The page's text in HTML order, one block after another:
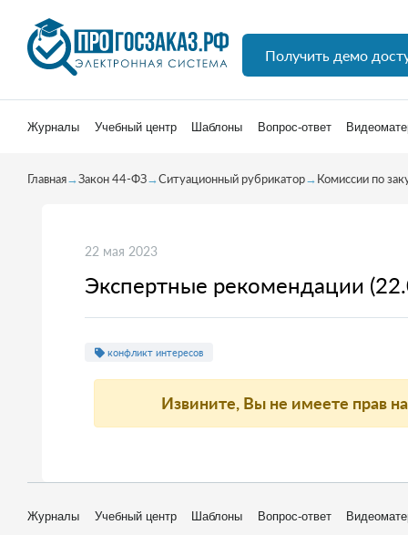
Получить демо
Журналы Учебный центр Шаблоны Вопрос-ответ
Главная→Закон 44-ФЗ→Ситуационный рубрикатор→Комиссии по
22 мая 2023
Экспертные рекомендации
конфликт интересов
Извините, Вы не имеете прав
Журналы Учебный центр Шаблоны Вопрос-ответ